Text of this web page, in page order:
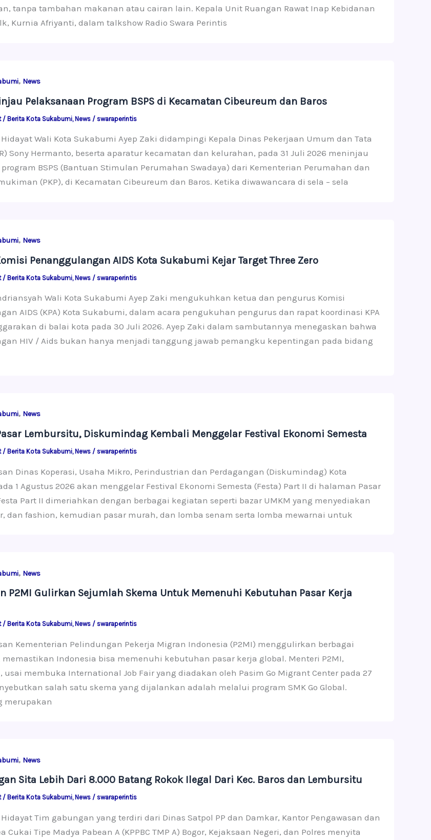
tanpa tambahan makanan atau cairan lain. Kepala Unit Ruangan Rawat Inap Kebidanan
Kurnia Afriyanti, dalam talkshow Radio Swara Perintis
, News
Pelaksanaan Program BSPS di Kecamatan Cibeureum dan Baros
/ Berita Kota Sukabumi, News/ swaraperintis
Hidayat Wali Kota Sukabumi Ayep Zaki didampingi Kepala Dinas Pekerjaan Umum dan Tata
Sony Hermanto, beserta aparatur kecamatan dan kelurahan, pada 31 Juli 2026 meninjau
BSPS (Bantuan Stimulan Perumahan Swadaya) dari Kementerian Perumahan dan
(PKP), di Kecamatan Cibeureum dan Baros. Ketika diwawancara di sela – sela
, News
Penanggulangan AIDS Kota Sukabumi Kejar Target Three Zero
/ Berita Kota Sukabumi, News/ swaraperintis
Wali Kota Sukabumi Ayep Zaki mengukuhkan ketua dan pengurus Komisi
AIDS (KPA) Kota Sukabumi, dalam acara pengukuhan pengurus dan rapat koordinasi KPA
di balai kota pada 30 Juli 2026. Ayep Zaki dalam sambutannya menegaskan bahwa
HIV / Aids bukan hanya menjadi tanggung jawab pemangku kepentingan pada bidang
, News
Lembursitu, Diskumindag Kembali Menggelar Festival Ekonomi Semesta
/ Berita Kota Sukabumi, News/ swaraperintis
Dinas Koperasi, Usaha Mikro, Perindustrian dan Perdagangan (Diskumindag) Kota
1 Agustus 2026 akan menggelar Festival Ekonomi Semesta (Festa) Part II di halaman Pasar
Part II dimeriahkan dengan berbagai kegiatan seperti bazar UMKM yang menyediakan
dan fashion, kemudian pasar murah, dan lomba senam serta lomba mewarnai untuk
, News
P2MI Gulirkan Sejumlah Skema Untuk Memenuhi Kebutuhan Pasar Kerja
/ Berita Kota Sukabumi, News/ swaraperintis
Kementerian Pelindungan Pekerja Migran Indonesia (P2MI) menggulirkan berbagai
Indonesia bisa memenuhi kebutuhan pasar kerja global. Menteri P2MI,
membuka International Job Fair yang diadakan oleh Pasim Go Migrant Center pada 27
salah satu skema yang dijalankan adalah melalui program SMK Go Global.
merupakan
, News
Sita Lebih Dari 8.000 Batang Rokok Ilegal Dari Kec. Baros dan Lembursitu
/ Berita Kota Sukabumi, News/ swaraperintis
Hidayat Tim gabungan yang terdiri dari Dinas Satpol PP dan Damkar, Kantor Pengawasan dan
Cukai Tipe Madya Pabean A (KPPBC TMP A) Bogor, Kejaksaan Negeri, dan Polres menyita